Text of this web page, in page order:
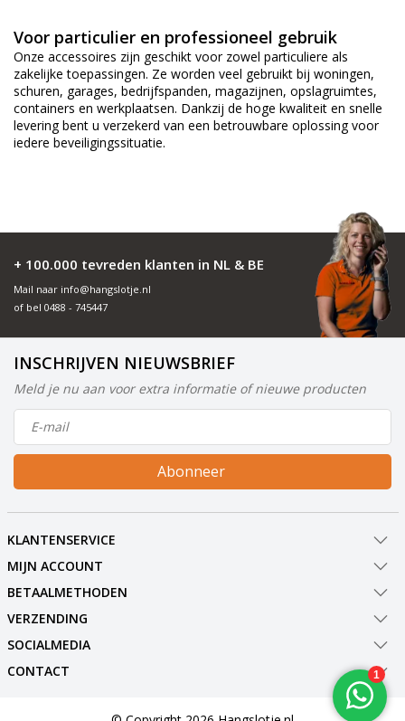
Voor particulier en professioneel gebruik
Onze accessoires zijn geschikt voor zowel particuliere als
zakelijke toepassingen. Ze worden veel gebruikt bij woningen,
schuren, garages, bedrijfspanden, magazijnen, opslagruimtes,
containers en werkplaatsen. Dankzij de hoge kwaliteit en snelle
levering bent u verzekerd van een betrouwbare oplossing voor
iedere beveiligingssituatie.
+ 100.000 tevreden klanten in NL & BE
Mail naar info@hangslotje.nl
of bel 0488 - 745447
INSCHRIJVEN NIEUWSBRIEF
Meld je nu aan voor extra informatie of nieuwe producten
Abonneer
KLANTENSERVICE
MIJN ACCOUNT
BETAALMETHODEN
VERZENDING
SOCIALMEDIA
CONTACT